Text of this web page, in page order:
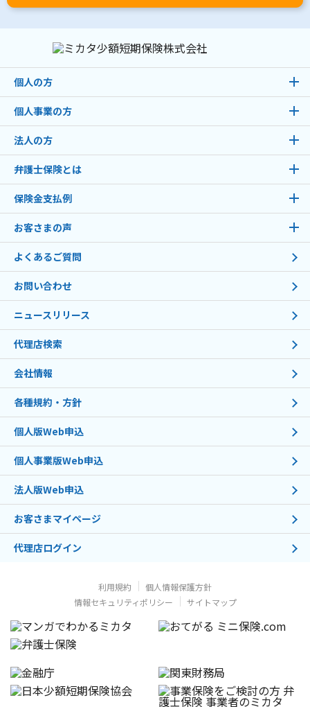
個人の方
個人事業の方
法人の方
弁護士保険とは
保険金支払例
お客さまの声
よくあるご質問
お問い合わせ
ニュースリリース
代理店検索
会社情報
各種規約・方針
個人版Web申込
個人事業版Web申込
法人版Web申込
お客さまマイページ
代理店ログイン
利用規約
個人情報保護方針
情報セキュリティポリシー
サイトマップ